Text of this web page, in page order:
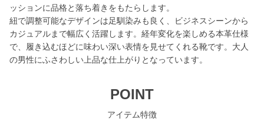
ッションに品格と落ち着きをもたらします。
紐で調整可能なデザインは足馴染みも良く、ビジネスシーンから
カジュアルまで幅広く活躍します。経年変化を楽しめる本革仕様
で、履き込むほどに味わい深い表情を見せてくれる靴です。大人
の男性にふさわしい上品な仕上がりとなっています。
POINT
アイテム特徴